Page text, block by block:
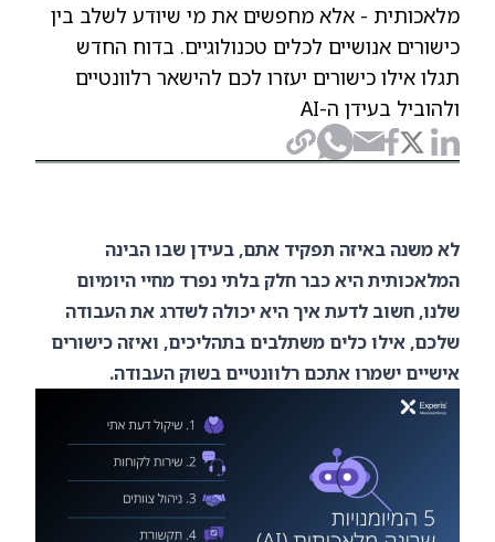
מלאכותית - אלא מחפשים את מי שיודע לשלב בין
כישורים אנושיים לכלים טכנולוגיים. בדוח החדש
תגלו אילו כישורים יעזרו לכם להישאר רלוונטיים
ולהוביל בעידן ה-AI
לא משנה באיזה תפקיד אתם, בעידן שבו הבינה
המלאכותית היא כבר חלק בלתי נפרד מחיי היומיום
שלנו, חשוב לדעת איך היא יכולה לשדרג את העבודה
שלכם, אילו כלים משתלבים בתהליכים, ואיזה כישורים
אישיים ישמרו אתכם רלוונטיים בשוק העבודה.